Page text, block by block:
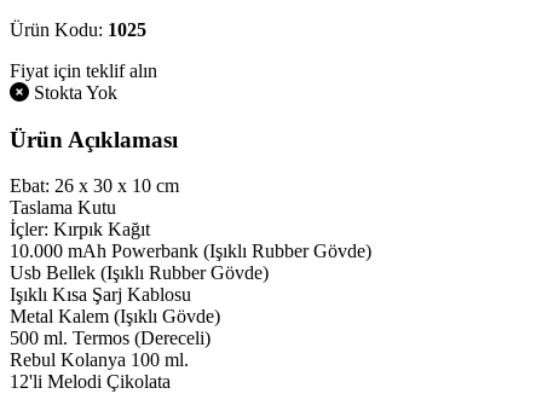
Ürün Kodu: 1025
Fiyat için teklif alın
Stokta Yok
Ürün Açıklaması
Ebat: 26 x 30 x 10 cm
Taslama Kutu
İçler: Kırpık Kağıt
10.000 mAh Powerbank (Işıklı Rubber Gövde)
Usb Bellek (Işıklı Rubber Gövde)
Işıklı Kısa Şarj Kablosu
Metal Kalem (Işıklı Gövde)
500 ml. Termos (Dereceli)
Rebul Kolanya 100 ml.
12'li Melodi Çikolata